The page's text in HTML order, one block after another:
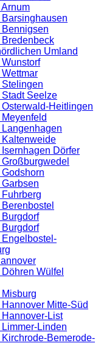
Umland
Seelze
Heitlingen
Kaltenweide
Dörfer
Wülfel
Mitte-Süd
List
Linden
Bemerode-